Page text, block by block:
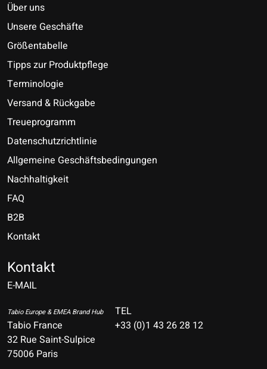
Über uns
Unsere Geschäfte
Größentabelle
Tipps zur Produktpflege
Terminologie
Versand & Rückgabe
Treueprogramm
Datenschutzrichtlinie
Allgemeine Geschäftsbedingungen
Nachhaltigkeit
FAQ
B2B
Kontakt
Kontakt
E-MAIL
Tabio Europe & EMEA Brand Hub
Tabio France
32 Rue Saint-Sulpice
75006 Paris
TEL
+33 (0)1 43 26 28 12